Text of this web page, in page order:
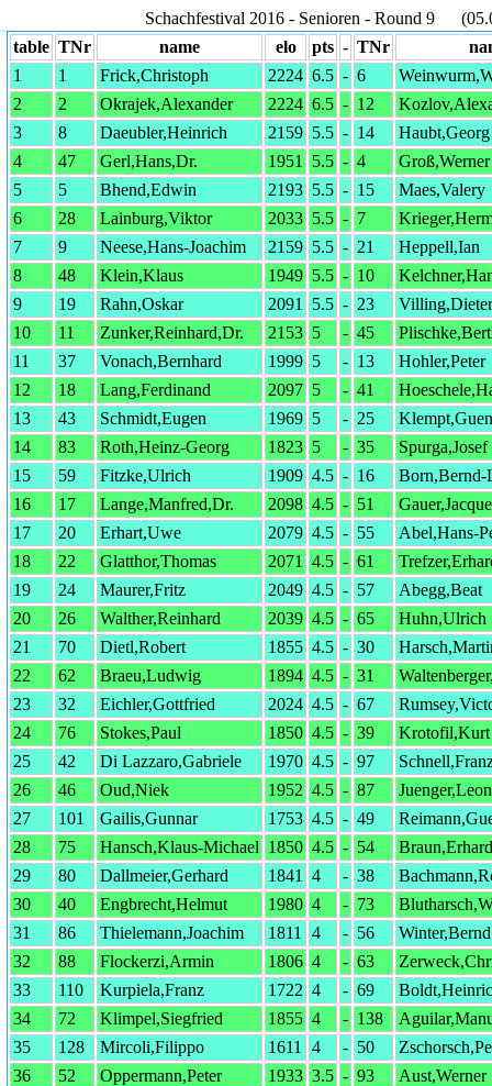
Schachfestival 2016 - Senioren - Round 9
table TNr name elo pts - TNr
1
1 Frick,Christoph 2224 6.5 - 6
2
2 Okrajek,Alexander 2224 6.5 - 12
3
8 Daeubler,Heinrich 2159 5.5 - 14
Haubt,Georg
4
47 Gerl,Hans,Dr. 1951 5.5 - 4
Groß,Werner
5
5 Bhend,Edwin 2193 5.5 - 15
Maes,Valery
6
28 Lainburg,Viktor 2033 5.5 - 7
7
9 Neese,Hans-Joachim 2159 5.5 - 21
Heppell,Ian
8
48 Klein,Klaus 1949 5.5 - 10
9
19 Rahn,Oskar 2091 5.5 - 23
Villing,Dieter
10
11 Zunker,Reinhard,Dr. 2153 5 - 45
11
37 Vonach,Bernhard 1999 5 - 13
Hohler,Peter
12
18 Lang,Ferdinand 2097 5 - 41
13
43 Schmidt,Eugen 1969 5 - 25
14
83 Roth,Heinz-Georg 1823 5 - 35
Spurga,Josef
15
59 Fitzke,Ulrich 1909 4.5 - 16
Born,Bernd-
16
17 Lange,Manfred,Dr. 2098 4.5 - 51
17
20 Erhart,Uwe 2079 4.5 - 55
Abel,Hans-
18
22 Glatthor,Thomas 2071 4.5 - 61
19
24 Maurer,Fritz 2049 4.5 - 57
Abegg,Beat
20
26 Walther,Reinhard 2039 4.5 - 65
Huhn,Ulrich
21
70 Dietl,Robert 1855 4.5 - 30
22
62 Braeu,Ludwig 1894 4.5 - 31
23
32 Eichler,Gottfried 2024 4.5 - 67
24
76 Stokes,Paul 1850 4.5 - 39
Krotofil,Kurt
25
42 Di Lazzaro,Gabriele 1970 4.5 - 97
26
46 Oud,Niek 1952 4.5 - 87
27
101 Gailis,Gunnar 1753 4.5 - 49
28
75 Hansch,Klaus-Michael 1850 4.5 - 54
Braun,Erhard
29
80 Dallmeier,Gerhard 1841 4 - 38
30
40 Engbrecht,Helmut 1980 4 - 73
31
86 Thielemann,Joachim 1811 4 - 56
Winter,Bernd
32
88 Flockerzi,Armin 1806 4 - 63
33
110 Kurpiela,Franz 1722 4 - 69
34
72 Klimpel,Siegfried 1855 4 - 138
35
128 Mircoli,Filippo 1611 4 - 50
36
52 Oppermann,Peter 1933 3.5 - 93
Aust,Werner